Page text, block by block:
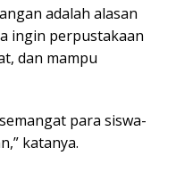
adalah alasan
ingin perpustakaan
dan mampu
para siswa-
katanya.